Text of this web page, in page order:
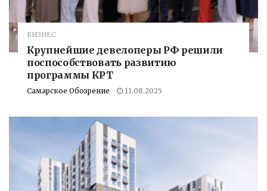
БИЗНЕС
Крупнейшие девелоперы РФ решили
поспособствовать развитию
программы КРТ
Самарское Обозрение 11.08.2025